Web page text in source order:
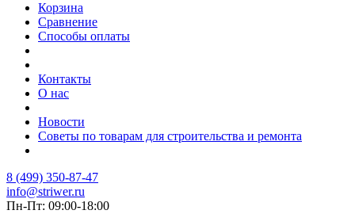
Корзина
Сравнение
Способы оплаты
Контакты
О нас
Новости
Советы по товарам для строительства и ремонта
8 (499) 350-87-47
info@striwer.ru
Пн-Пт: 09:00-18:00